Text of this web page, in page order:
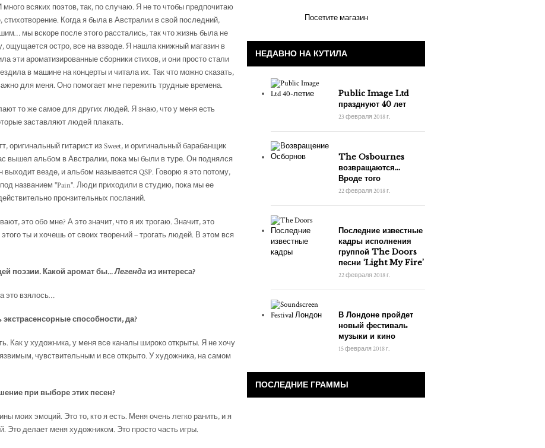
всяких поэтов, так, по случаю. Я не то чтобы предпочитаю
стихотворение. Когда я была в Австралии в свой последний,
мы вскоре после этого расстались, так что жизнь была не
ощущается остро, все на взводе. Я нашла книжный магазин в
эти ароматизированные сборники стихов, и они просто стали
в машине на концерты и читала их. Так что можно сказать,
для меня. Оно помогает мне пережить трудные времена.
то же самое для других людей. Я знаю, что у меня есть
заставляют людей плакать.
оригинальный гитарист из Sweet, и оригинальный барабанщик
вышел альбом в Австралии, пока мы были в туре. Он поднялся
выходит везде, и альбом называется QSP. Говорю я это потому,
названием "Pain". Люди приходили в студию, пока мы ее
пронзительных посланий.
это обо мне? А это значит, что я их трогаю. Значит, это
ты и хочешь от своих творений – трогать людей. В этом вся
поэзии. Какой аромат бы...Легенда из интереса?
это взялось…
способности, да?
Как у художника, у меня все каналы широко открыты. Я не хочу
чувствительным и все открыто. У художника, на самом
при выборе этих песен?
моих эмоций. Это то, кто я есть. Меня очень легко ранить, и я
Это делает меня художником. Это просто часть игры.
Посетите магазин
НЕДАВНО НА КУТИЛА
Public Image Ltd
празднуют 40 лет
23 февраля 2018 г.
The Osbournes
возвращаются…
Вроде того
22 февраля 2018 г.
Последние известные
кадры исполнения
группой The Doors
песни ‘Light My Fire’
22 февраля 2018 г.
В Лондоне пройдет
новый фестиваль
музыки и кино
15 февраля 2018 г.
ПОСЛЕДНИЕ ГРАММЫ